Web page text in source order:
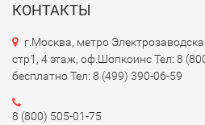
КОНТАКТЫ
г.Москва, метро
стр1, 4 этаж, оф.Шопкоинс Тел: 8
бесплатно Тел: 8 (499) 390-06-59
8 (800) 505-01-75